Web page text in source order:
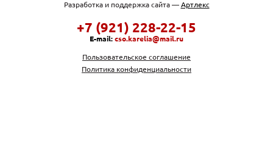
Разработка и поддержка сайта — Артлекс
+7 (921) 228-22-15
E-mail: cso.karelia@mail.ru
Пользовательское соглашение
Политика конфиденциальности